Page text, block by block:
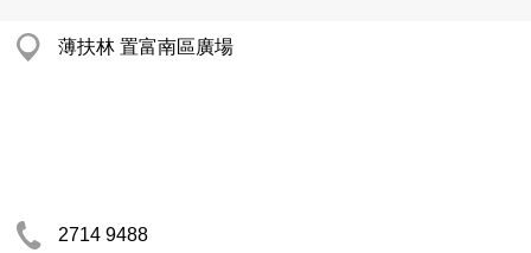
薄扶林 置富南區廣場
2714 9488